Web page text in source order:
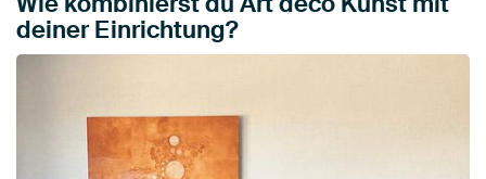
deiner Einrichtung?